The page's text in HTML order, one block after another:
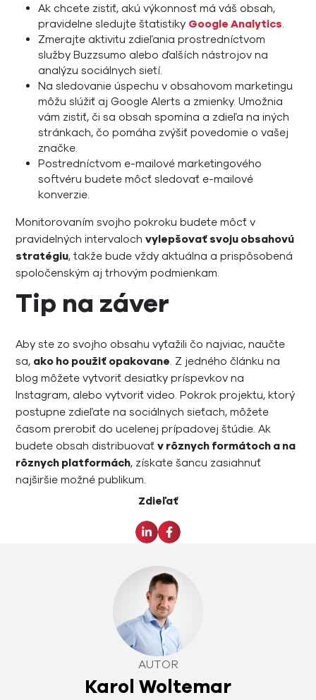
Ak chcete zistiť, akú výkonnosť má váš obsah,
pravidelne sledujte štatistiky Google Analytics.
Zmerajte aktivitu zdieľania prostredníctvom
služby Buzzsumo alebo ďalších nástrojov na
analýzu sociálnych sietí.
Na sledovanie úspechu v obsahovom marketingu
môžu slúžiť aj Google Alerts a zmienky. Umožnia
vám zistiť, či sa obsah spomína a zdieľa na iných
stránkach, čo pomáha zvýšiť povedomie o vašej
značke.
Postredníctvom e-mailové marketingového
softvéru budete môcť sledovať e-mailové
konverzie.
Monitorovaním svojho pokroku budete môcť v
pravidelných intervalochvylepšovať svoju obsahovú
stratégiu, takže bude vždy aktuálna a prispôsobená
spoločenským aj trhovým podmienkam.
Tip na záver
Aby ste zo svojho obsahu vyťažili čo najviac, naučte
sa, ako ho použiť opakovane. Z jedného článku na
blog môžete vytvoriť desiatky príspevkov na
Instagram, alebo vytvoriť video. Pokrok projektu, ktorý
postupne zdieľate na sociálnych sieťach, môžete
časom prerobiť do ucelenej prípadovej štúdie. Ak
budete obsah distribuovaťv rôznych formátoch a na
rôznych platformách, získate šancu zasiahnuť
najširšie možné publikum.
Zdieľať
AUTOR
Karol Woltemar